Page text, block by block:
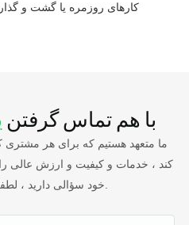
کارهای روزمره یا گشت و
با هم تماس گرفتن
ما متعهد هستیم که برای هر
کند ، خدمات و کیفیت و ارزش عالی
خود سؤالی دارید ، لطفاً با ما تماس بگیرید.